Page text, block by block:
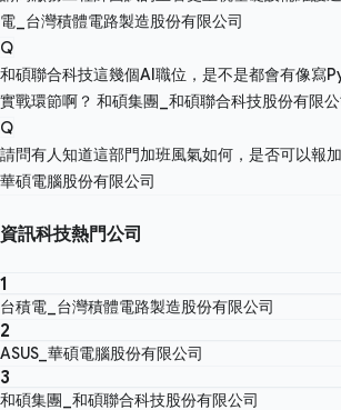
電_台灣積體電路製造股份有限公司
Q
和碩聯合科技這幾個AI職位，是不是都會有像寫
實戰環節啊？ 和碩集團_和碩聯合科技股份有限公
Q
請問有人知道這部門加班風氣如何，是否可以報
華碩電腦股份有限公司
資訊科技熱門公司
1
台積電_台灣積體電路製造股份有限公司
2
ASUS_華碩電腦股份有限公司
3
和碩集團_和碩聯合科技股份有限公司